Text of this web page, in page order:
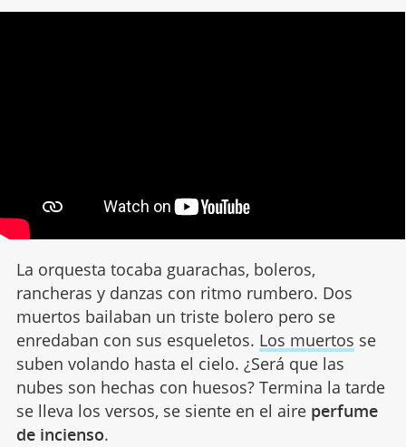
La orquesta tocaba guarachas, boleros,
rancheras y danzas con ritmo rumbero. Dos
muertos bailaban un triste bolero pero se
enredaban con sus esqueletos. Los muertos se
suben volando hasta el cielo. ¿Será que las
nubes son hechas con huesos? Termina la tarde
se lleva los versos, se siente en el aire perfume
de incienso.